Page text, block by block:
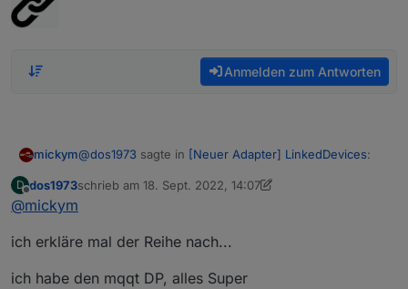
Anmelden zum Antworten
mickym@dos1973 sagte in [Neuer Adapter] LinkedDevices:
Wenn ich helfen kann - versuchs mal mit einem
D
Offline
dos1973schrieb am 18. Sept. 2022, 14:07
zuletzt editiert von dos1973
@mickym
ich erkläre mal der Reihe nach...
ich habe den mqqt DP, alles Super